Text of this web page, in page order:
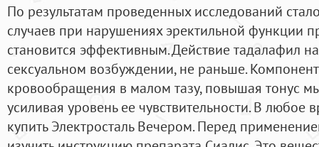
По результатам проведенных исследований
случаев при нарушениях эректильной функции
становится эффективным. Действие тадалафил
сексуальном возбуждении, не раньше.
кровообращения в малом тазу, повышая тонус
усиливая уровень ее чувствительности. В любое
купить Электросталь Вечером. Перед